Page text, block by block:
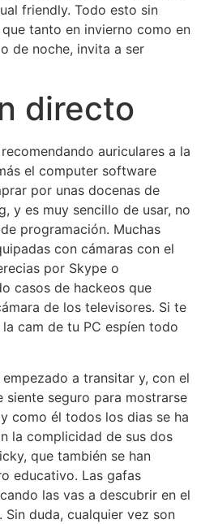
friendly. Todo esto sin
tanto en invierno como en
de noche, invita a ser
directo
auriculares a la
el computer software
por unas docenas de
y es muy sencillo de usar, no
programación. Muchas
con cámaras con el
por Skype o
casos de hackeos que
de los televisores. Si te
cam de tu PC espíen todo
a transitar y, con el
siente seguro para mostrarse
como él todos los dias se ha
la complicidad de sus dos
que también se han
educativo. Las gafas
las vas a descubrir en el
duda, cualquier vez son